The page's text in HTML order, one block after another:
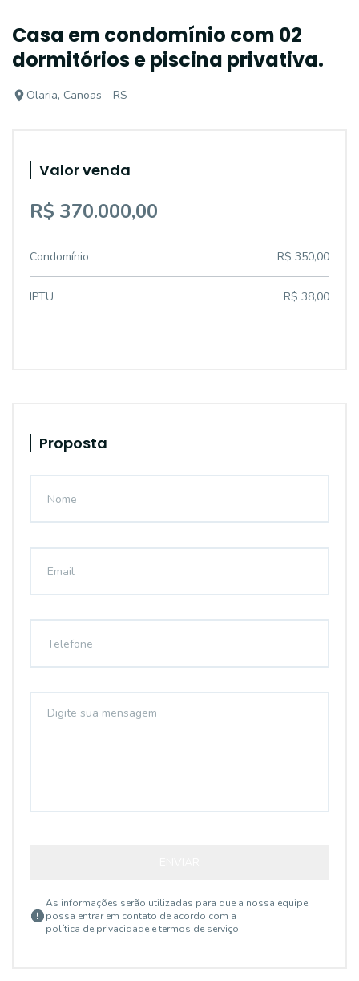
Casa em condomínio com 02
dormitórios e piscina privativa.
Olaria, Canoas - RS
Valor venda
R$ 370.000,00
Condomínio R$ 350,00
IPTU R$ 38,00
Proposta
As informações serão utilizadas para que a nossa equipe
possa entrar em contato de acordo com a
política de privacidade e termos de serviço